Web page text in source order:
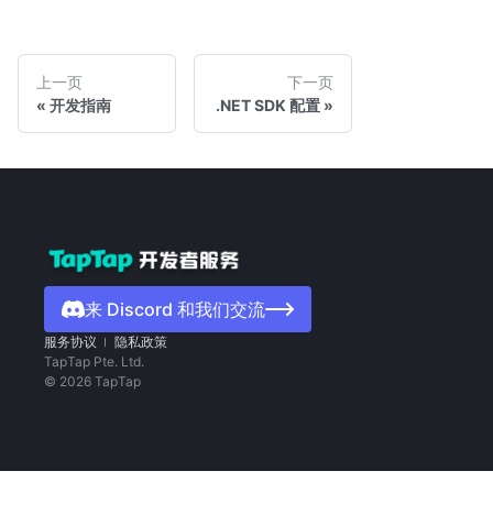
上一页
开发指南
下一页
.NET SDK 配置
来 Discord 和我们交流
服务协议
隐私政策
TapTap Pte. Ltd.
© 2026 TapTap